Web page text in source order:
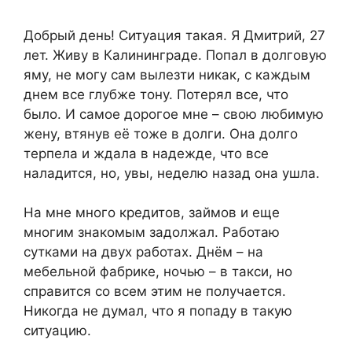
Добрый день! Ситуация такая. Я Дмитрий, 27
лет. Живу в Калининграде. Попал в долговую
яму, не могу сам вылезти никак, с каждым
днем все глубже тону. Потерял все, что
было. И самое дорогое мне – свою любимую
жену, втянув её тоже в долги. Она долго
терпела и ждала в надежде, что все
наладится, но, увы, неделю назад она ушла.
На мне много кредитов, займов и еще
многим знакомым задолжал. Работаю
сутками на двух работах. Днём – на
мебельной фабрике, ночью – в такси, но
справится со всем этим не получается.
Никогда не думал, что я попаду в такую
ситуацию.